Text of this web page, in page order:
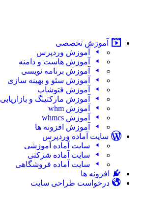
آموزش تخصصی
آموزش وردپرس
آموزش هاست و دامنه
آموزش برنامه نویسی
آموزش سئو و بهینه سازی
آموزش فتوشاپ
آموزش مارکتینگ و بازاریابی
آموزش whm
آموزش whmcs
آموزش افزونه ها
سایت آماده وردپرس
سایت آماده آموزشی
سایت آماده شرکتی
سایت آماده فروشگاهی
افزونه ها
درخواست طراحی سایت